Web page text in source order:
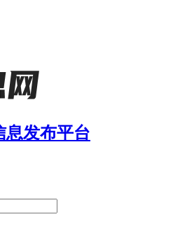
息发布平台